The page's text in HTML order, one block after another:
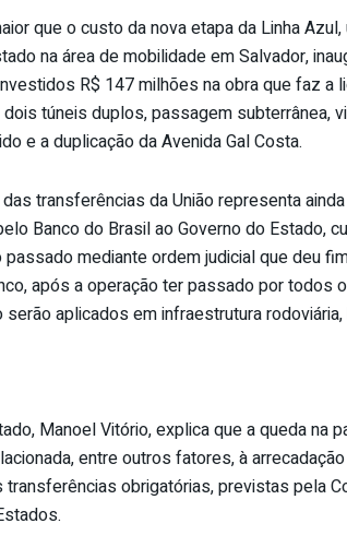
que o custo da nova etapa da Linha
na área de mobilidade em Salvador,
R$ 147 milhões na obra que faz a
dois túneis duplos, passagem subterrânea,
e a duplicação da Avenida Gal Costa.
transferências da União representa
Banco do Brasil ao Governo do Estado,
mediante ordem judicial que deu
após a operação ter passado por todos
aplicados em infraestrutura
Manoel Vitório, explica que a queda na
entre outros fatores, à
obrigatórias, previstas pela